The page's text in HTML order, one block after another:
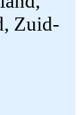
Zuid-